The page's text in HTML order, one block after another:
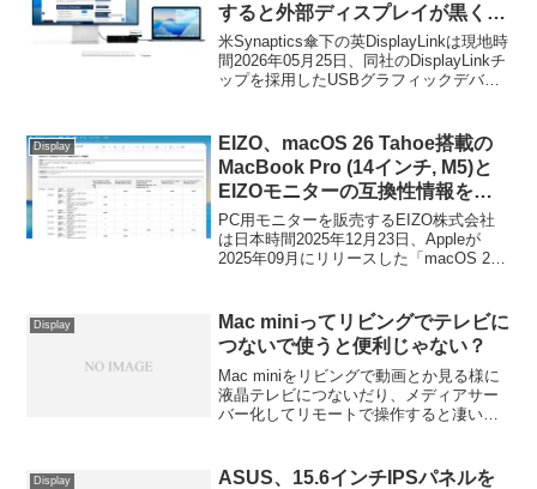
すると外部ディスプレイが黒くな
ってしまう不具合を修正した
「DisplayLink Manager macOS
v16.1」がリリース。
米Synaptics傘下の英DisplayLinkは現地時
間2026年05月25日、同社のDisplayLinkチ
ップを採用したUSBグラフィックデバイ
Manager for Mac v16.1」をリリースした
と発表しています。
Display
EIZO、macOS 26 Tahoe搭載の
MacBook Pro (14インチ, M5)と
EIZOモニターの互換性情報を公
開。
PC用モニターを販売するEIZO株式会社
は日本時間2025年12月23日、Appleが
2025年09月にリリースした「macOS 26
M5)」と、同社のモニターとの互換性情報
を公開しています。
Display
Mac miniってリビングでテレビに
つないで使うと便利じゃない？
Mac miniをリビングで動画とか見る様に
液晶テレビにつないだり、メディアサー
バー化してリモートで操作すると凄い便
Display
ASUS、15.6インチIPSパネルを